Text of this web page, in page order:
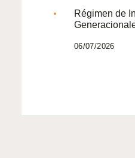
Régimen de
06/07/2026